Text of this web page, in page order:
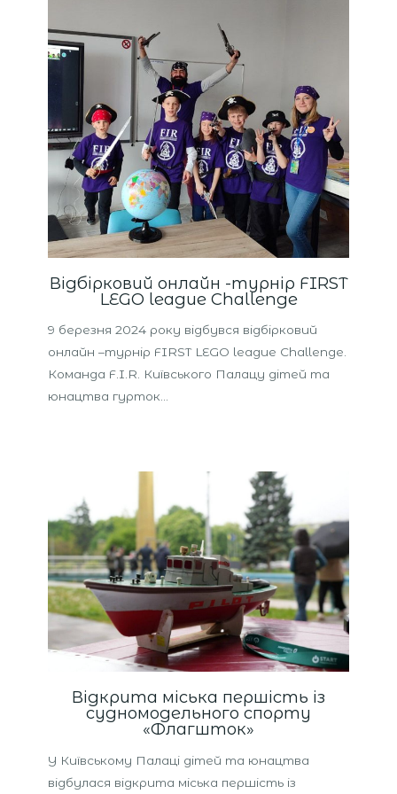
Відбірковий онлайн -турнір FIRST
LEGO league Challenge
9 березня 2024 року відбувся відбірковий
онлайн –турнір FIRST LEGO league Challenge.
Команда F.I.R. Київського Палацу дітей та
юнацтва гурток…
Відкрита міська першість із
судномодельного спорту
«Флагшток»
У Київському Палаці дітей та юнацтва
відбулася відкрита міська першість із